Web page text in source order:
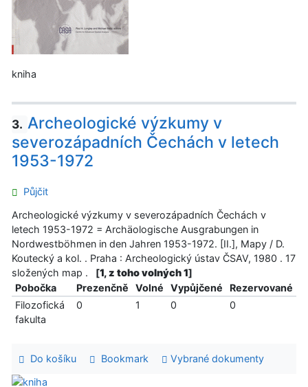
kniha
3. Archeologické výzkumy v
severozápadních Čechách v letech
1953-1972
Půjčit
Archeologické výzkumy v severozápadních Čechách v
letech 1953-1972 = Archäologische Ausgrabungen in
Nordwestböhmen in den Jahren 1953-1972. [II.], Mapy / D.
Koutecký a kol. . Praha : Archeologický ústav ČSAV, 1980 . 17
složených map .
[1, z toho volných 1]
Pobočka
Prezenčně Volné Vypůjčené
Rezervované
Filozofická
fakulta
0 1 0 0
Do košíku Bookmark Vybrané dokumenty